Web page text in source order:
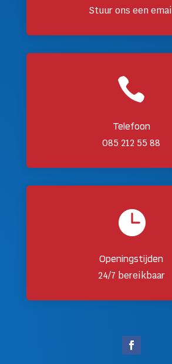
Stuur ons een email

Telefoon
085 212 55 88

Openingstijden
24/7 bereikbaar